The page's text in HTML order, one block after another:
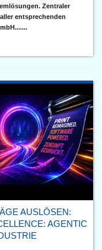
Zentraler
entsprechenden
AUSLÖSEN:
AGENTIC